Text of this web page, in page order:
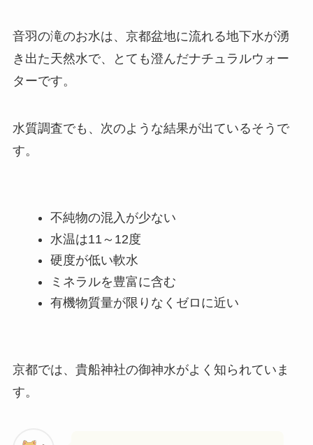
音羽の滝のお水は、京都盆地に流れる地下水が湧
き出た天然水で、とても澄んだナチュラルウォー
ターです。
水質調査でも、次のような結果が出ているそうで
す。
不純物の混入が少ない
水温は11～12度
硬度が低い軟水
ミネラルを豊富に含む
有機物質量が限りなくゼロに近い
京都では、貴船神社の御神水がよく知られていま
す。